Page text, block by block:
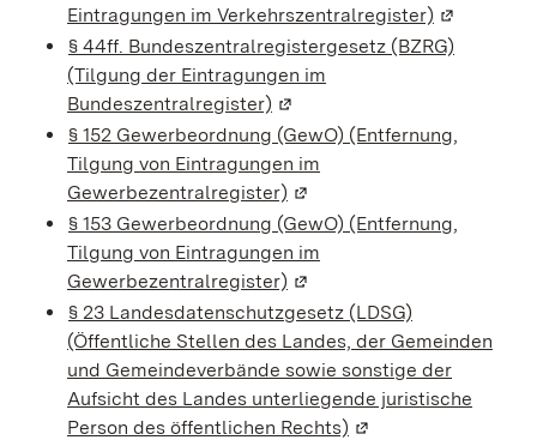
Eintragungen im Verkehrszentralregister) (Wird in
§ 44ff. Bundeszentralregistergesetz (BZRG)
(Tilgung der Eintragungen im
Bundeszentralregister) (Wird in einem neuen
§ 152 Gewerbeordnung (GewO) (Entfernung,
Tilgung von Eintragungen im
Gewerbezentralregister) (Wird in einem neuen
§ 153 Gewerbeordnung (GewO) (Entfernung,
Tilgung von Eintragungen im
Gewerbezentralregister) (Wird in einem neuen
§ 23 Landesdatenschutzgesetz (LDSG)
(Öffentliche Stellen des Landes, der Gemeinden
und Gemeindeverbände sowie sonstige der
Aufsicht des Landes unterliegende juristische
Person des öffentlichen Rechts) (Wird in einem